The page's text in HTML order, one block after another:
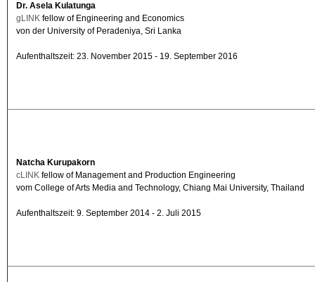
Dr. Asela Kulatunga
gLINKfellow of Engineering and Economics
von der University of Peradeniya, Sri Lanka
Aufenthaltszeit: 23. November 2015 - 19. September 2016
Natcha Kurupakorn
cLINKfellow of Management and Production Engineering
vom College of Arts Media and Technology, Chiang Mai University, Thailand
Aufenthaltszeit: 9. September 2014 - 2. Juli 2015